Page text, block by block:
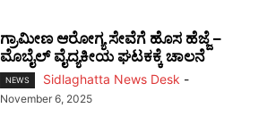
ಗ್ರಾಮೀಣ ಆರೋಗ್ಯ ಸೇವೆಗೆ ಹೊಸ ಹೆಜ್ಜೆ –
ಮೊಬೈಲ್ ವೈದ್ಯಕೀಯ ಘಟಕಕ್ಕೆ ಚಾಲನೆ
NEWS Sidlaghatta News Desk -
November 6, 2025